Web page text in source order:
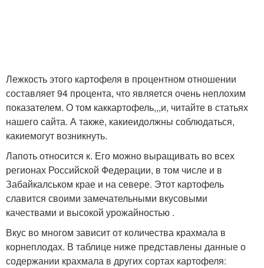
Лежкость этого картофеля в процентном отношении
составляет 94 процента, что является очень неплохим
показателем. О том каккартофель,,,и, читайте в статьях
нашего сайта. А также, какиеидолжны соблюдаться,
какиемогут возникнуть.
Лапоть относится к. Его можно выращивать во всех
регионах Российской Федерации, в том числе и в
Забайкалськом крае и на севере. Этот картофель
славится своими замечательными вкусовыми
качествами и высокой урожайностью .
Вкус во многом зависит от количества крахмала в
корнеплодах. В таблице ниже представлены данные о
содержании крахмала в других сортах картофеля: